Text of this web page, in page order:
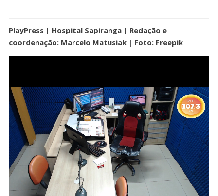
PlayPress | Hospital Sapiranga | Redação e
coordenação: Marcelo Matusiak | Foto: Freepik